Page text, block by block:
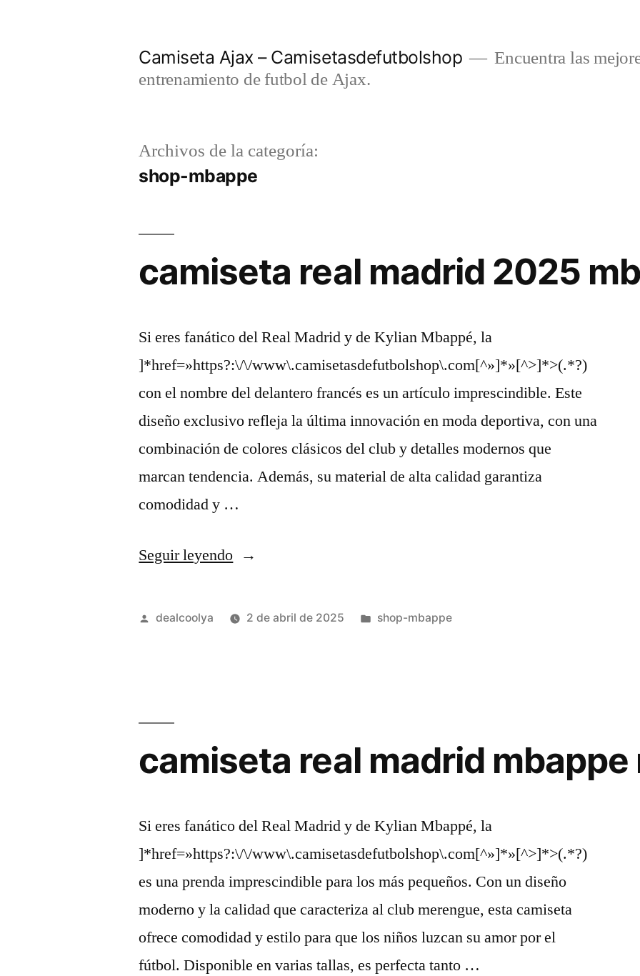
Camiseta Ajax – Camisetasdefutbolshop
Encuentra las
entrenamiento de futbol de Ajax.
Archivos de la categoría:
shop-mbappe
camiseta real madrid 2025
Si eres fanático del Real Madrid y de Kylian Mbappé, la
]*href=»https?:\/\/www\.camisetasdefutbolshop\.com[^»]*»[^>]*>(.*?)
con el nombre del delantero francés es un artículo imprescindible. Este
diseño exclusivo refleja la última innovación en moda deportiva, con una
combinación de colores clásicos del club y detalles modernos que
marcan tendencia. Además, su material de alta calidad garantiza
comodidad y …
Seguir leyendo«camiseta
madrid
Publicado
dealcoolya 2 de abril de 2025
Publicado
shop-mbappe
camiseta real madrid mbappe
Si eres fanático del Real Madrid y de Kylian Mbappé, la
]*href=»https?:\/\/www\.camisetasdefutbolshop\.com[^»]*»[^>]*>(.*?)
es una prenda imprescindible para los más pequeños. Con un diseño
moderno y la calidad que caracteriza al club merengue, esta camiseta
ofrece comodidad y estilo para que los niños luzcan su amor por el
fútbol. Disponible en varias tallas, es perfecta tanto …